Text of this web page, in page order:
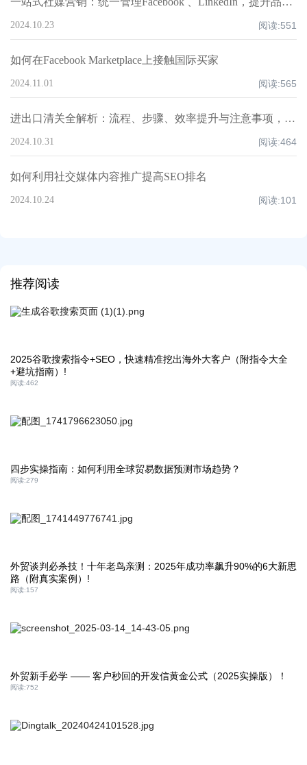
2024.10.23 阅读:551
如何在Facebook Marketplace上接触国际买家
2024.11.01 阅读:565
进出口清关全解析：流程、步骤、效率提升与注意事项，超全知识点汇总！
2024.10.31 阅读:464
如何利用社交媒体内容推广提高SEO排名
2024.10.24 阅读:101
推荐阅读
2025谷歌搜索指令+SEO，快速精准挖出海外大客户（附指令大全
+避坑指南）!
阅读:462
四步实操指南：如何利用全球贸易数据预测市场趋势？
阅读:279
外贸谈判必杀技！十年老鸟亲测：2025年成功率飙升90%的6大新思
路（附真实案例）!
阅读:157
外贸新手必学 —— 客户秒回的开发信黄金公式（2025实操版）！
阅读:752